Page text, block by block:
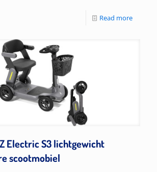
Read more
Electric S3 lichtgewicht
scootmobiel